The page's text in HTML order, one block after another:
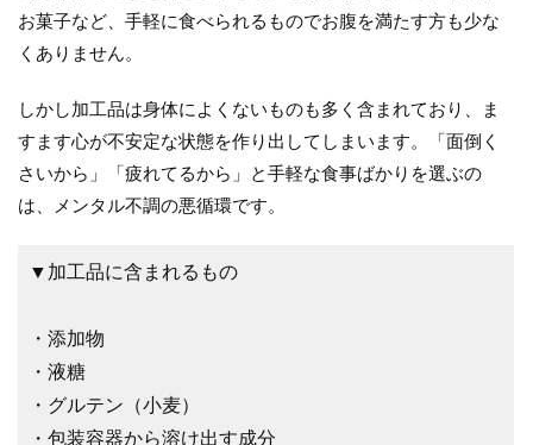
お菓子など、手軽に食べられるものでお腹を満たす方も少な
くありません。
しかし加工品は身体によくないものも多く含まれており、ま
すます心が不安定な状態を作り出してしまいます。「面倒く
さいから」「疲れてるから」と手軽な食事ばかりを選ぶの
は、メンタル不調の悪循環です。
▼加工品に含まれるもの
・添加物
・液糖
・グルテン（小麦）
・包装容器から溶け出す成分